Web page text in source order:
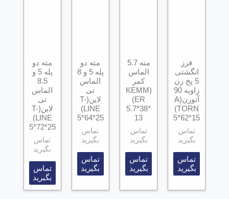
فرز
انگشتی
5 پخ زن
زاویه 90
آتورن(A
TORN)
5*62*15
تماس
بگیرید
تماس
بگیرید
مته 5.7
الماس
کمر
(KEMM
ER)
5.7*38*
13
تماس
بگیرید
تماس
بگیرید
مته دو
پله 5 و 8
الماس
تی
لاین(T-
LINE)
5*64*25
تماس
بگیرید
تماس
بگیرید
مته دو
پله 5 و
8.5
الماس
تی
لاین(T-
LINE)
5*72*25
تماس
بگیرید
تماس
بگیرید